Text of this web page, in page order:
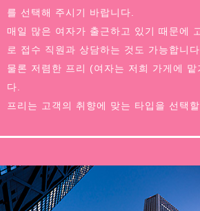
를 선택해 주시기 바랍니다.
매일 많은 여자가 출근하고 있기 때문에
로 접수 직원과 상담하는 것도 가능합니다.
물론 저렴한 프리 (여자는 저희 가게에 맡
다.
프리는 고객의 취향에 맞는 타입을 선택